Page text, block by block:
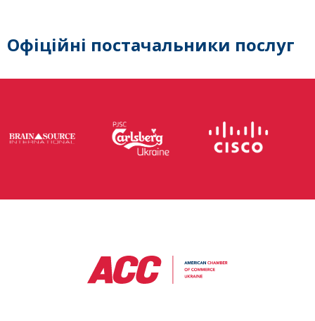
Офіційні постачальники послуг